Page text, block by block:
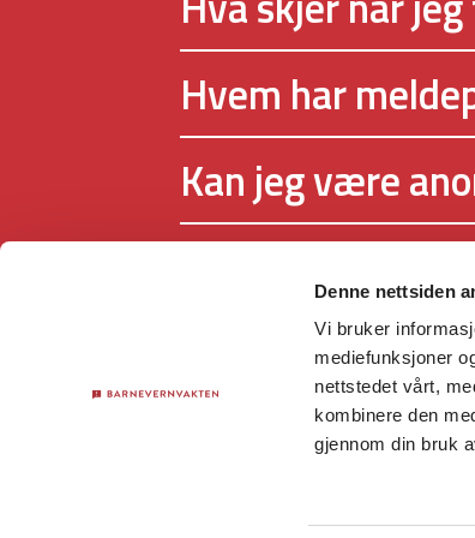
Denne nettsiden
Vi bruker
mediefunksjoner
nettstedet vårt,
kombinere den
gjennom din bruk
Hvem har
Kan jeg være
Nettstedet driftes av
støttes økonomisk av